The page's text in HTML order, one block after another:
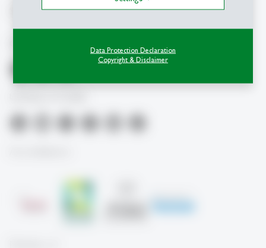
Data Protection Declaration
Copyright & Disclaimer
Social Media